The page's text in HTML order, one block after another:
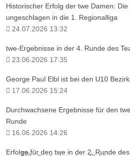
Historischer Erfolg der twe Damen:
ungeschlagen in die 1. Regionalliga
24.07.2026 13:32
twe-Ergebnisse in der 4. Runde des
23.06.2026 17:35
George Paul Elbl ist bei den U10
17.06.2026 15:24
Durchwachsene Ergebnisse für den
Runde
16.06.2026 14:26
Erfolge für den twe in der 2. Runde